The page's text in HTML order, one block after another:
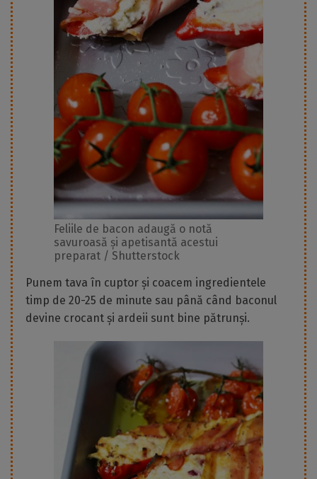
Feliile de bacon adaugă o notă
savuroasă și apetisantă acestui
preparat / Shutterstock
Punem tava în cuptor și coacem ingredientele
timp de 20-25 de minute sau până când baconul
devine crocant și ardeii sunt bine pătrunși.